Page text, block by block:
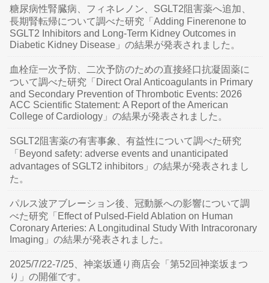
糖尿病性腎臓病、フィネレノン、SGLT2阻害薬へ追加、
長期腎転帰について調べた研究「Adding Finerenone to
SGLT2 Inhibitors and Long-Term Kidney Outcomes in
Diabetic Kidney Disease」の結果が発表されました。
血栓症一次予防、二次予防のための直接経口抗凝固薬に
ついて調べた研究「Direct Oral Anticoagulants in Primary
and Secondary Prevention of Thrombotic Events: 2026
ACC Scientific Statement: A Report of the American
College of Cardiology」の結果が発表されました。
SGLT2阻害薬の有害事象、有益性について調べた研究
「Beyond safety: adverse events and unanticipated
advantages of SGLT2 inhibitors」の結果が発表されまし
た。
パルス波アブレーション後、冠動脈への影響について調
べた研究「Effect of Pulsed-Field Ablation on Human
Coronary Arteries: A Longitudinal Study With Intracoronary
Imaging」の結果が発表されました。
2025/7/22-7/25、神楽坂通り商店会「第52回神楽坂まつ
り」の開催です。